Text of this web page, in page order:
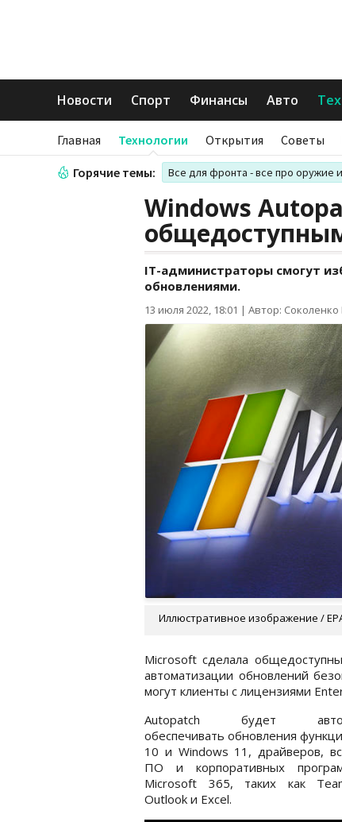
Новости Спорт Финансы Авто
Главная Технологии Открытия Советы
Горячие темы: Все для фронта - все про оружие
Windows
ІТ-администраторы смогут
обновлениями.
13 июля 2022, 18:01 | Автор: Соколенко
Иллюстративное изображение /
Microsoft сделала
автоматизации обновлений
могут клиенты с лицензиями
Autopatch будет
обеспечивать обновления
10 и Windows 11, драйверов,
ПО и корпоративных
Microsoft 365, таких как
Outlook и Excel.